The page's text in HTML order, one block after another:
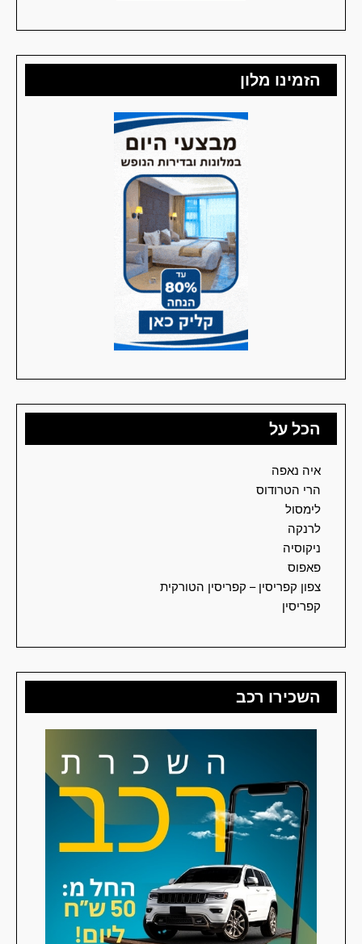
הזמינו מלון
הכל על
איה נאפה
הרי הטרודוס
לימסול
לרנקה
ניקוסיה
פאפוס
צפון קפריסין – קפריסין הטורקית
קפריסין
השכירו רכב